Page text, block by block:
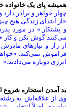
همیشه پای یک
چهار خواهر و برادر
«از ابتدای زندگی هیچ
و پشتکار.» در مورد
می‌کنند گوش نکن و کار
از راز و نیازهای
فراموش نمی‌کند.
انرژی دوباره می‌دادند.»
بد آمدن استخاره شروع
وی از علاقه‌اش به